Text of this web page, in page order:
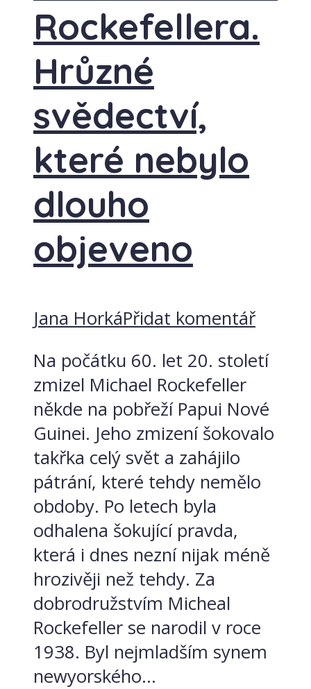
Rockefellera.
Hrůzné
svědectví,
které nebylo
dlouho
objeveno
Jana HorkáPřidat komentář
Na počátku 60. let 20. století
zmizel Michael Rockefeller
někde na pobřeží Papui Nové
Guinei. Jeho zmizení šokovalo
takřka celý svět a zahájilo
pátrání, které tehdy nemělo
obdoby. Po letech byla
odhalena šokující pravda,
která i dnes nezní nijak méně
hrozivěji než tehdy. Za
dobrodružstvím Micheal
Rockefeller se narodil v roce
1938. Byl nejmladším synem
newyorského...